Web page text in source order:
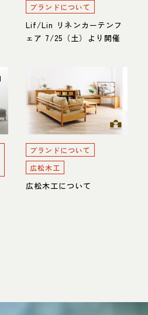
ブランドについて
Lif/Lin リネンカーテンフ
ェア 7/25（土）より開催
ブランドについて
広松木工
広松木工について